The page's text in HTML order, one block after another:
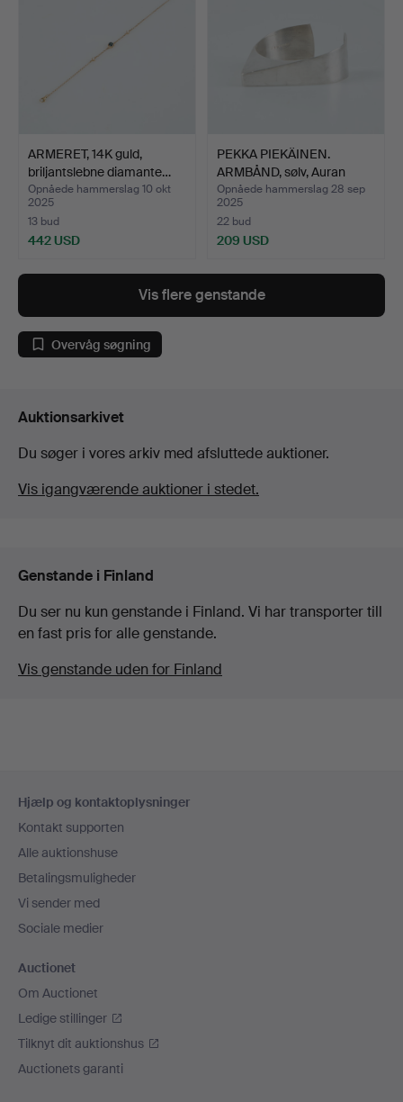
ARMERET, 14K guld,
briljantslebne diamante…
Opnåede hammerslag 10 okt
2025
13 bud
442 USD
PEKKA PIEKÄINEN.
ARMBÅND, sølv, Auran
Kult…
Opnåede hammerslag 28 sep
2025
22 bud
209 USD
Vis flere genstande
Overvåg søgning
Auktionsarkivet
Du søger i vores arkiv med afsluttede auktioner.
Vis igangværende auktioner i stedet.
Genstande i Finland
Du ser nu kun genstande i Finland. Vi har transporter till
en fast pris for alle genstande.
Vis genstande uden for Finland
Hjælp og kontaktoplysninger
Kontakt supporten
Alle auktionshuse
Betalingsmuligheder
Vi sender med
Sociale medier
Auctionet
Om Auctionet
Ledige stillinger
Tilknyt dit auktionshus
Auctionets garanti